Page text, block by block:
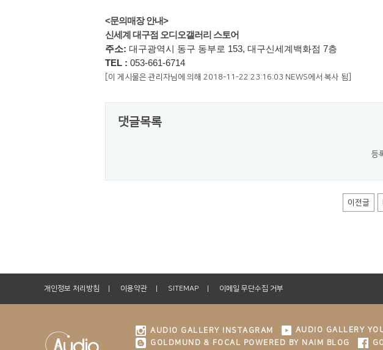
<문의매장 안내>
신세계 대구점 오디오갤러리 스토어
주소: 대구광역시 동구 동부로 153, 대구신세계백화점 7층
TEL : 053-661-6714​
[이 게시물은 관리자님에 의해 2018-11-22 23:16:03 NEWS에서 복사 됨]
댓글목록
등
이전글
개인정보 처리방침 이용약관 SITEMAP 이메일 무단수집 거부
AUDIO GALLERY INSTAGRAM AUDIO GALLERY
GOLDMUND & FOCAL POWERED BY NAIM BLOG